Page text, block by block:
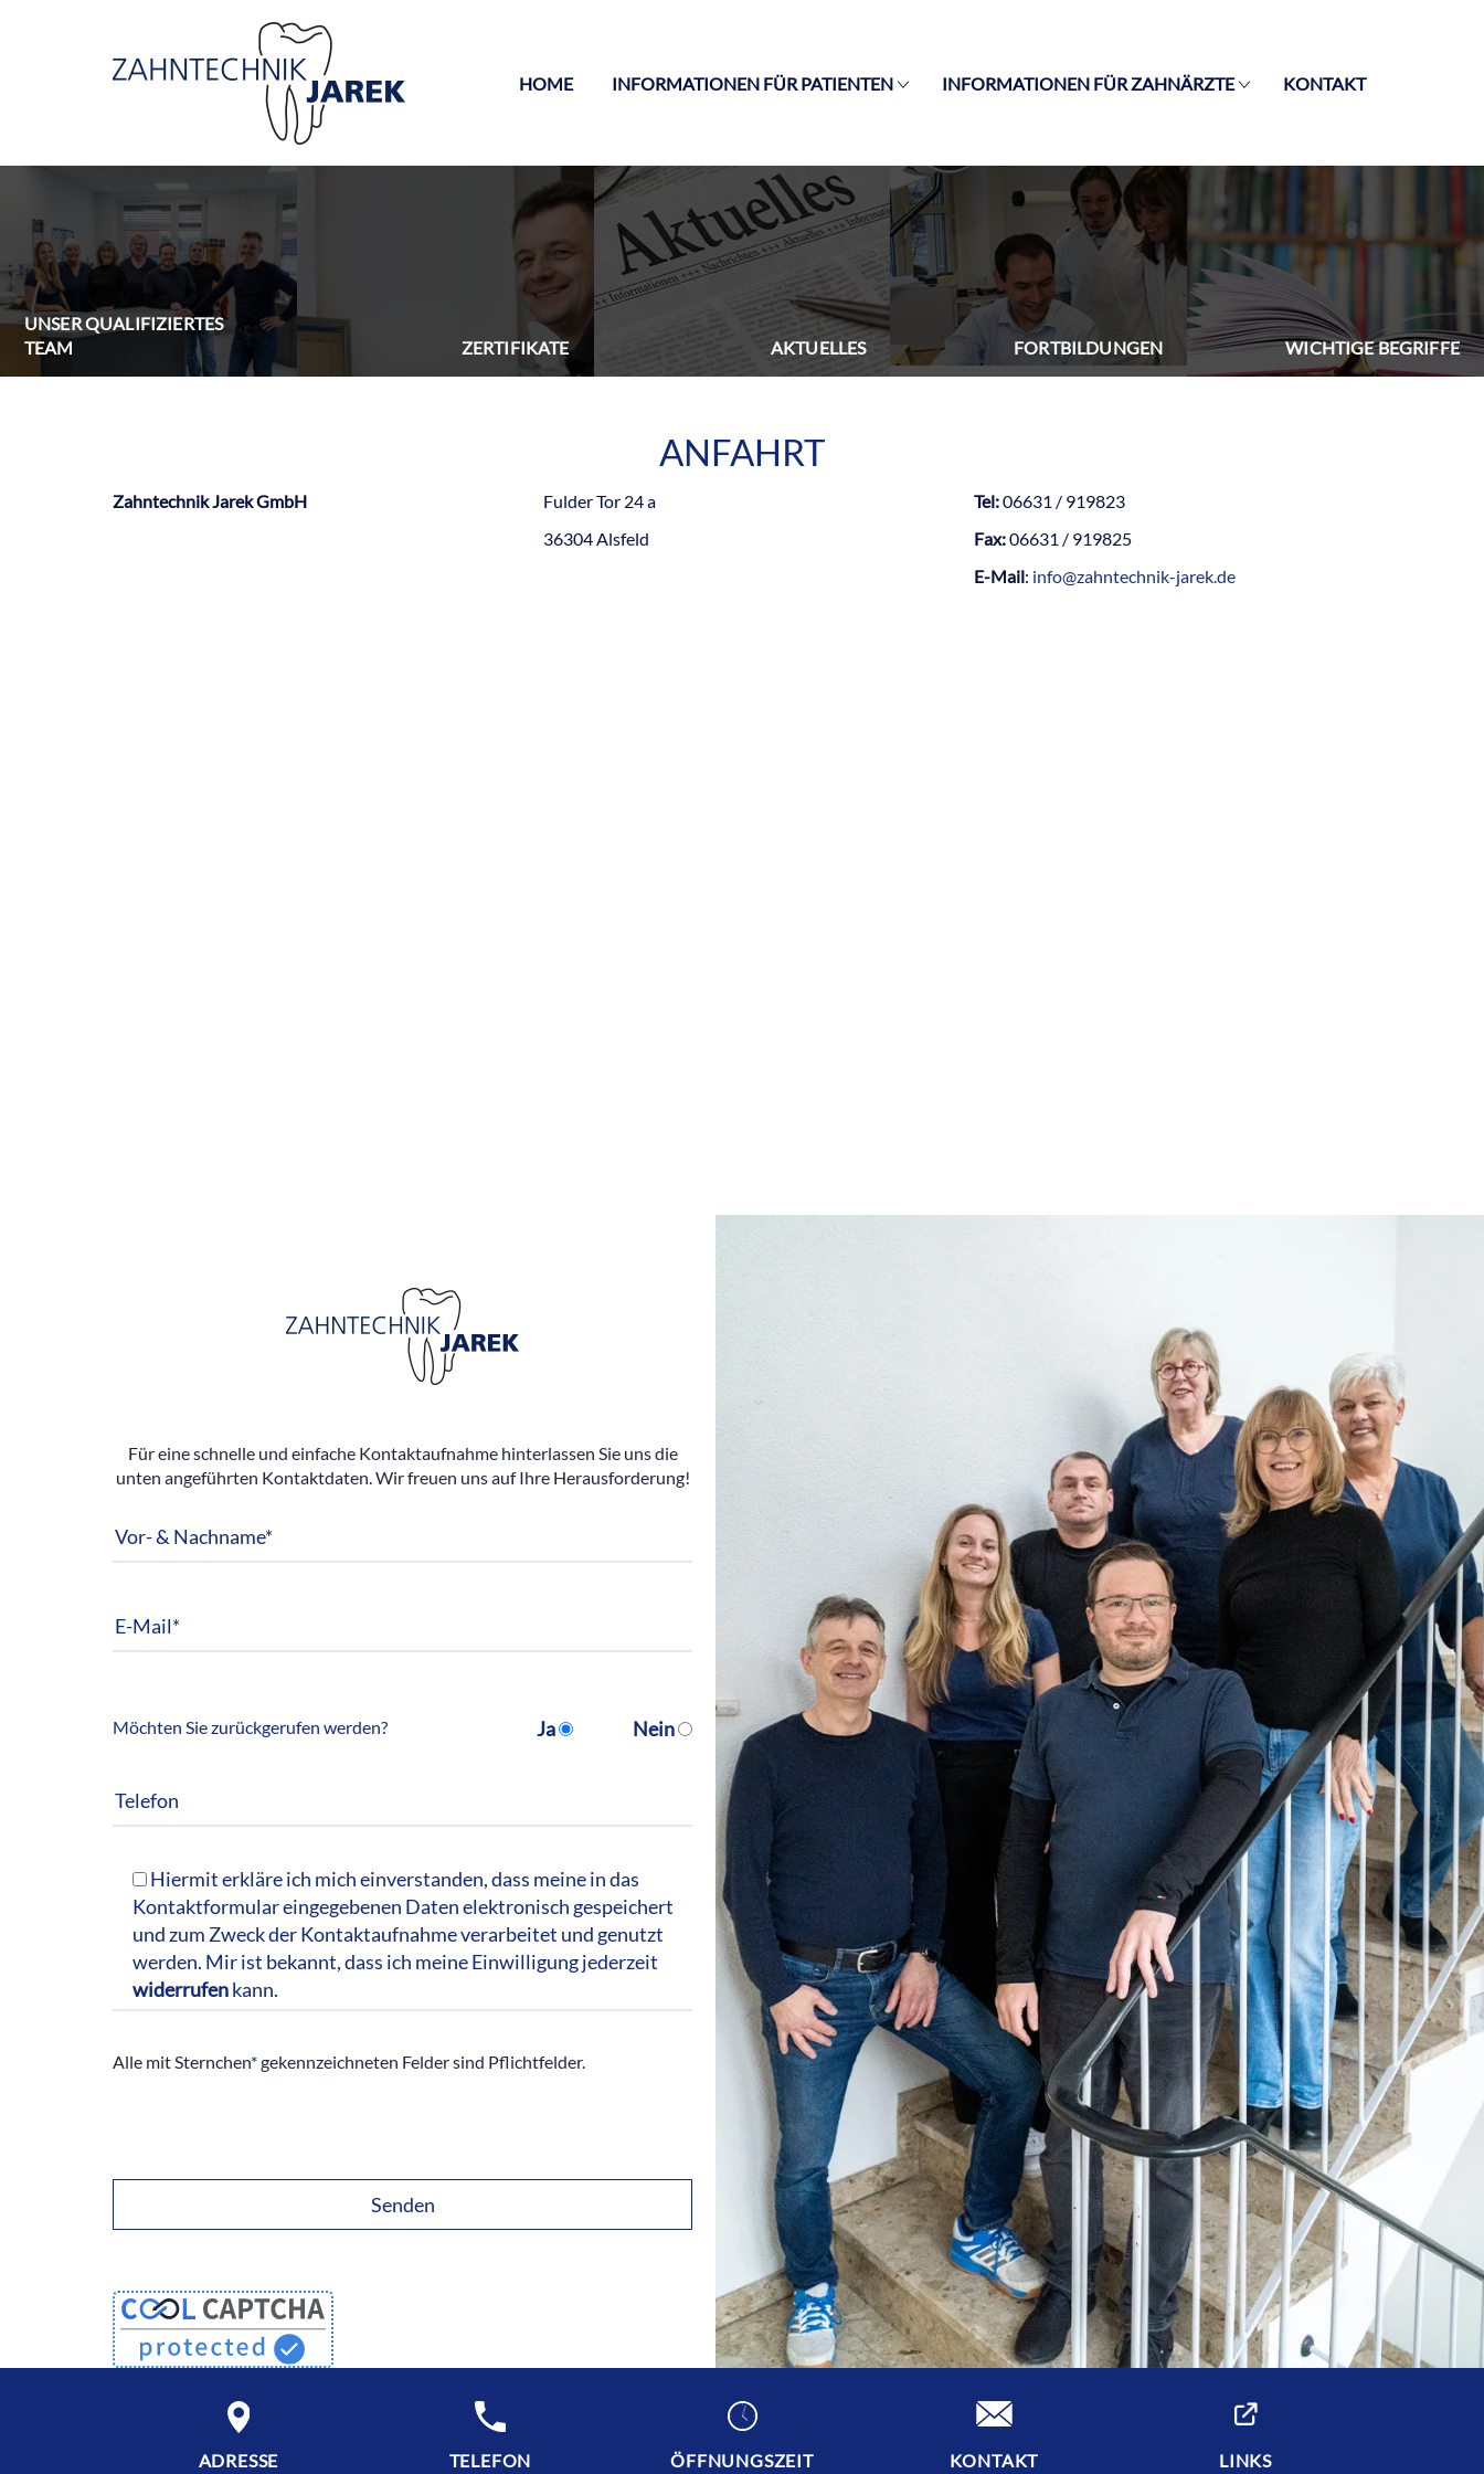
HOME INFORMATIONEN FÜR PATIENTEN INFORMATIONEN FÜR ZAHNÄRZTE KONTAKT
UNSER QUALIFIZIERTES
TEAM
ZERTIFIKATE AKTUELLES FORTBILDUNGEN WICHTIGE BEGRIFFE
ANFAHRT
Zahntechnik Jarek GmbH
Fulder Tor 24 a
36304 Alsfeld
Tel:06631 / 919823
Fax:06631 / 919825
E-Mail: info@zahntechnik-jarek.de
Für eine schnelle und einfache Kontaktaufnahme hinterlassen Sie uns die
unten angeführten Kontaktdaten. Wir freuen uns auf Ihre Herausforderung!
Möchten Sie zurückgerufen werden? Ja Nein
Hiermit erkläre ich mich einverstanden, dass meine in das
Kontaktformular eingegebenen Daten elektronisch gespeichert
und zum Zweck der Kontaktaufnahme verarbeitet und genutzt
werden. Mir ist bekannt, dass ich meine Einwilligung jederzeit
widerrufenkann.
Alle mit Sternchen* gekennzeichneten Felder sind Pflichtfelder.
ADRESSE TELEFON ÖFFNUNGSZEIT KONTAKT LINKS